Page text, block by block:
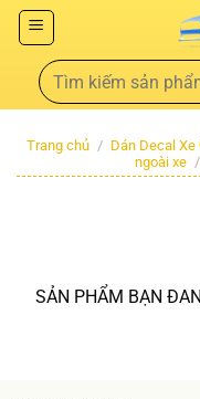
Trang chủ / Dán Decal Xe
ngoài xe /
SẢN PHẨM BẠN